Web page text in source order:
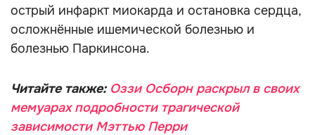
острый инфаркт миокарда и остановка сердца,
осложнённые ишемической болезнью и
болезнью Паркинсона.
Читайте также: Оззи Осборн раскрыл в своих
мемуарах подробности трагической
зависимости Мэттью Перри